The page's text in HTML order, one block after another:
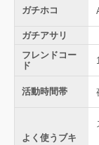
ガチホコ
ガチアサリ
フレンドコー
ド
活動時間帯
よく使うブキ